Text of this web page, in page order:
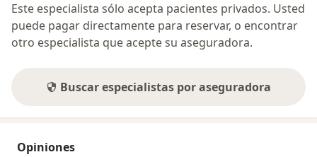
Este especialista sólo acepta pacientes privados. Usted
puede pagar directamente para reservar, o encontrar
otro especialista que acepte su aseguradora.
Buscar especialistas por aseguradora
Opiniones